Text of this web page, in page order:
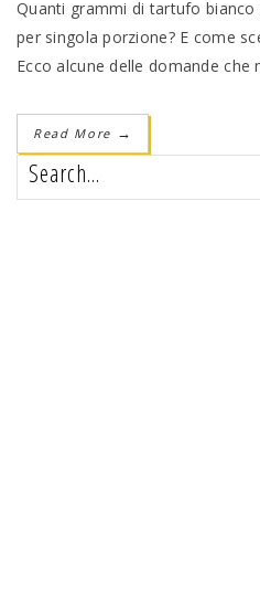
Quanti grammi di tartufo
per singola porzione? E come
Ecco alcune delle domande che
Read More →